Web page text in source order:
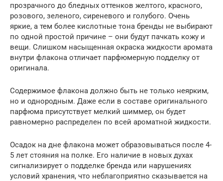
прозрачного до бледных оттенков желтого, красного,
розового, зеленого, сиреневого и голубого. Очень
яркие, а тем более кислотные тона бренды не выбирают
по одной простой причине – они будут пачкать кожу и
вещи. Слишком насыщенная окраска жидкости аромата
внутри флакона отличает парфюмерную подделку от
оригинала.
Содержимое флакона должно быть не только неярким,
но и однородным. Даже если в составе оригинального
парфюма присутствует мелкий шиммер, он будет
равномерно распределен по всей ароматной жидкости.
Осадок на дне флакона может образовываться после 4-
5 лет стояния на полке. Его наличие в новых духах
сигнализирует о подделке бренда или нарушениях
условий хранения, что неблагоприятно сказывается на